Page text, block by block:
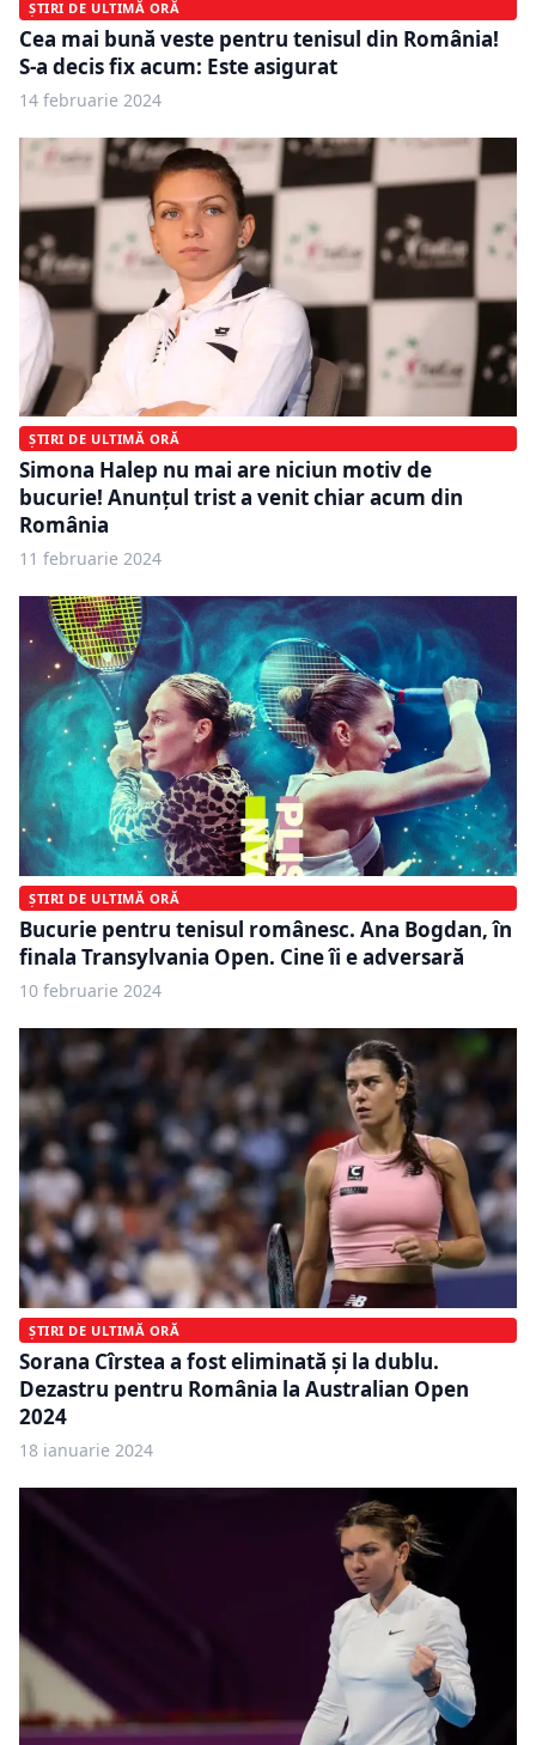
ȘTIRI DE ULTIMĂ ORĂ
Cea mai bună veste pentru tenisul din România!
S-a decis fix acum: Este asigurat
14 februarie 2024
ȘTIRI DE ULTIMĂ ORĂ
Simona Halep nu mai are niciun motiv de
bucurie! Anunțul trist a venit chiar acum din
România
11 februarie 2024
ȘTIRI DE ULTIMĂ ORĂ
Bucurie pentru tenisul românesc. Ana Bogdan, în
finala Transylvania Open. Cine îi e adversară
10 februarie 2024
ȘTIRI DE ULTIMĂ ORĂ
Sorana Cîrstea a fost eliminată și la dublu.
Dezastru pentru România la Australian Open
2024
18 ianuarie 2024